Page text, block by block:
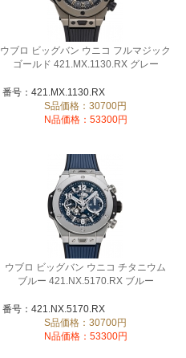
ウブロ ビッグバン ウニコ フルマジック
ゴールド 421.MX.1130.RX グレー
番号：421.MX.1130.RX
S品価格：30700円
N品価格：53300円
ウブロ ビッグバン ウニコ チタニウム
ブルー 421.NX.5170.RX ブルー
番号：421.NX.5170.RX
S品価格：30700円
N品価格：53300円